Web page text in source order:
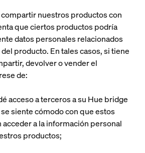
nuestros productos con
que ciertos productos podría
datos personales relacionados
producto. En tales casos, si tiene
devolver o vender el
de:
acceso a terceros a su Hue bridge
siente cómodo con que estos
a la información personal
productos;